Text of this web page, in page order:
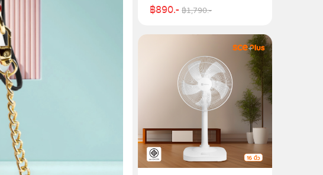
฿890.-฿1,790.-